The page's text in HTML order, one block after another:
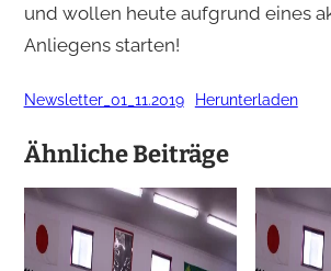
und wollen heute aufgrund eines
Anliegens starten!
Newsletter_01_11.2019 Herunterladen
Ähnliche Beiträge